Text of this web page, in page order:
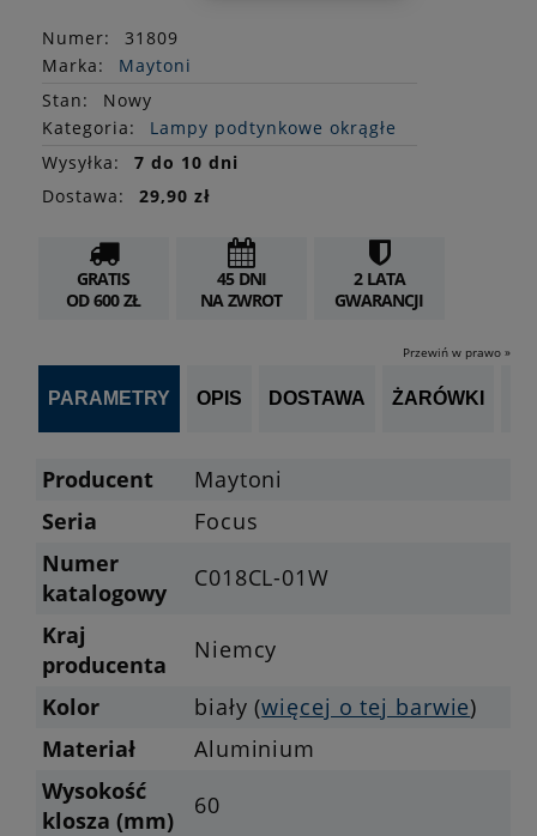
Numer:
31809
Marka:
Maytoni
Stan:
Nowy
Kategoria:
Lampy podtynkowe okrągłe
Wysyłka:
7 do 10 dni
Dostawa:
29,90 zł
GRATIS
OD 600 ZŁ
45 DNI
NA ZWROT
2 LATA
GWARANCJI
Przewiń w prawo »
PARAMETRY OPIS DOSTAWA ŻARÓWKI
Producent
Maytoni
Seria
Focus
Numer
katalogowy
C018CL-01W
Kraj
producenta
Niemcy
Kolor
biały (więcej o tej barwie)
Materiał
Aluminium
Wysokość
klosza (mm)
60